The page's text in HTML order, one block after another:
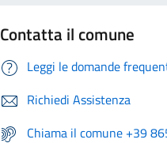
Contatta il comune
Leggi le domande
Richiedi Assistenza
Chiama il comune +39